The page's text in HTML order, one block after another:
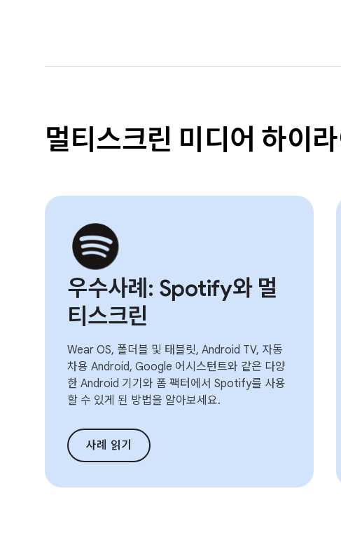
멀티스크린 미디어 하이
우수사례: Spotify와 멀
티스크린
Wear OS, 폴더블 및 태블릿, Android TV, 자동
차용 Android, Google 어시스턴트와 같은 다양
한 Android 기기와 폼 팩터에서 Spotify를 사용
할 수 있게 된 방법을 알아보세요.
사례 읽기